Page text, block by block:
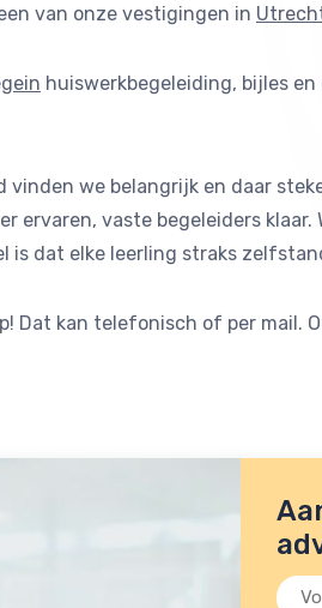
van onze vestigingen in
huiswerkbegeleiding, bijles
we belangrijk en daar
ervaren, vaste begeleiders
is dat elke leerling straks
Dat kan telefonisch of per mail.